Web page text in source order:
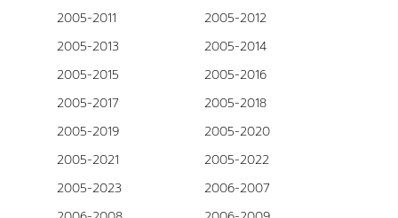
2005-2011
2005-2012
2005-2013
2005-2014
2005-2015
2005-2016
2005-2017
2005-2018
2005-2019
2005-2020
2005-2021
2005-2022
2005-2023
2006-2007